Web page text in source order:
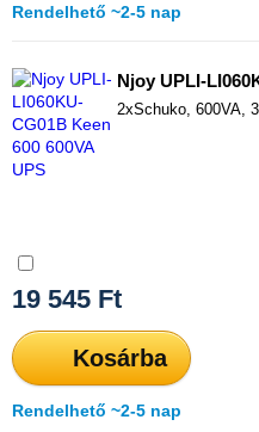
Rendelhető ~2-5 nap
Njoy UPLI-
2xSchuko, 600VA,
19 545 Ft
Kosárba
Rendelhető ~2-5 nap